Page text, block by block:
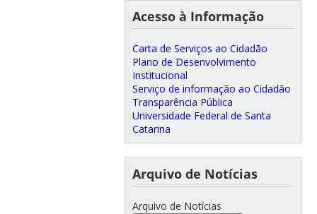
Acesso à Informação
Carta de Serviços ao Cidadão
Plano de Desenvolvimento
Institucional
Serviço de informação ao Cidadão
Transparência Pública
Universidade Federal de Santa
Catarina
Arquivo de Notícias
Arquivo de Notícias